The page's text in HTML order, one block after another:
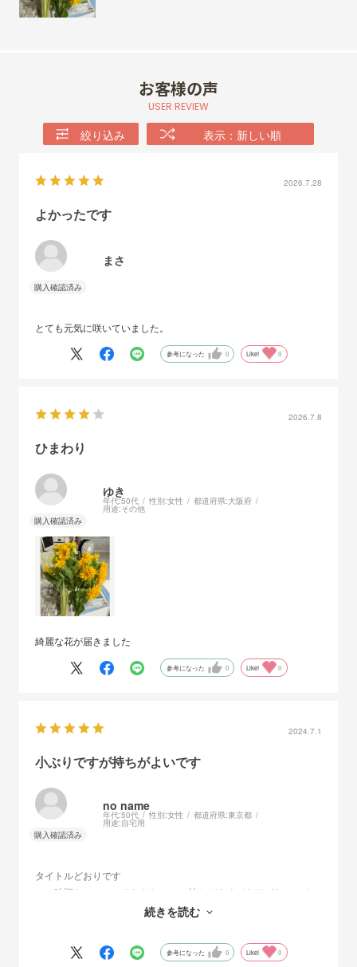
お客様の声
USER REVIEW
絞り込み 表示：新しい順
2026.7.28
よかったです
まさ
とても元気に咲いていました。
参考になった 0 Like! 0
2026.7.8
ひまわり
ゆき
年代:50代 性別:女性 都道府県:大阪府
用途:その他
綺麗な花が届きました
参考になった 0 Like! 0
2024.7.1
小ぶりですが持ちがよいです
no name
年代:50代 性別:女性 都道府県:東京都
用途:自宅用
タイトルどおりです
この時期なのに、ひまわりなのに、持ちがよくてありがたいです！
いい意味でひまわりっぽくなくて、八重でかわいいです
続きを読む
参考になった 0 Like! 0